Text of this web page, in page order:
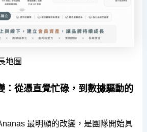
地圖
：從憑直覺忙碌，到數據驅動的
最明顯的改變，是團隊開始具